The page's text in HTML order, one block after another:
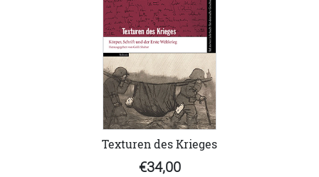
Texturen des Krieges
€34,00